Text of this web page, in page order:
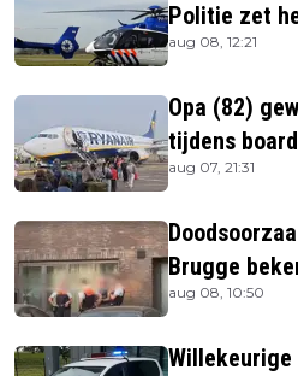
Politie zet
aug 08, 12:21
Opa (82)
tijdens
aug 07, 21:31
Brugge
aug 08, 10:50